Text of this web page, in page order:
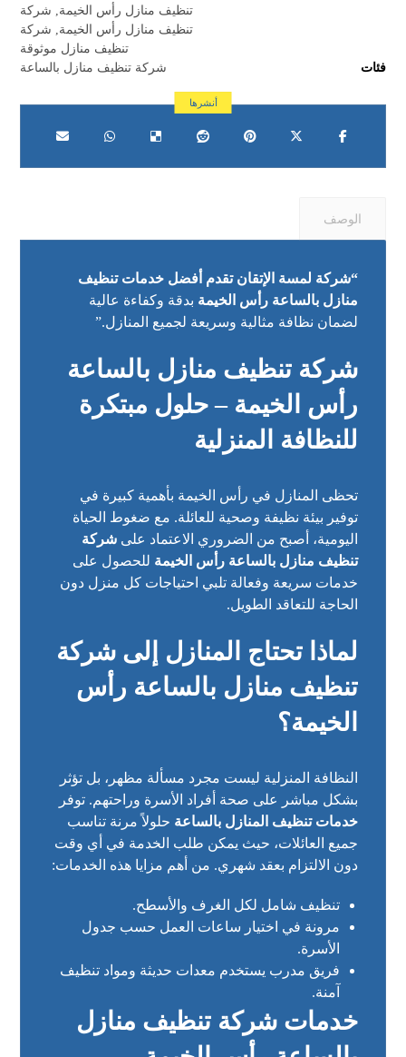
تنظيف منازل رأس الخيمة, شركة
تنظيف منازل رأس الخيمة, شركة
تنظيف منازل موثوقة
فئات
شركة تنظيف منازل بالساعة
الوصف
“شركة لمسة الإتقان تقدم أفضل خدمات تنظيف
منازل بالساعة رأس الخيمة بدقة وكفاءة عالية
لضمان نظافة مثالية وسريعة لجميع المنازل.”
شركة تنظيف منازل بالساعة
رأس الخيمة – حلول مبتكرة
للنظافة المنزلية
تحظى المنازل في رأس الخيمة بأهمية كبيرة في
توفير بيئة نظيفة وصحية للعائلة. مع ضغوط الحياة
اليومية، أصبح من الضروري الاعتماد علىشركة
تنظيف منازل بالساعة رأس الخيمة للحصول على
خدمات سريعة وفعالة تلبي احتياجات كل منزل دون
الحاجة للتعاقد الطويل.
لماذا تحتاج المنازل إلى شركة
تنظيف منازل بالساعة رأس
الخيمة؟
النظافة المنزلية ليست مجرد مسألة مظهر، بل تؤثر
بشكل مباشر على صحة أفراد الأسرة وراحتهم. توفر
خدمات تنظيف المنازل بالساعة حلولاً مرنة تناسب
جميع العائلات، حيث يمكن طلب الخدمة في أي وقت
دون الالتزام بعقد شهري. من أهم مزايا هذه الخدمات:
تنظيف شامل لكل الغرف والأسطح.
مرونة في اختيار ساعات العمل حسب جدول
الأسرة.
فريق مدرب يستخدم معدات حديثة ومواد تنظيف
آمنة.
خدمات شركة تنظيف منازل